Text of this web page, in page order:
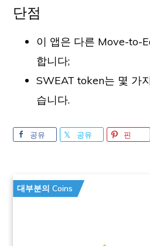
단점
이 앱은 다른 Move-to-
합니다;
SWEAT token는 몇 가
습니다.
공유 공유 핀
대부분의 Coins